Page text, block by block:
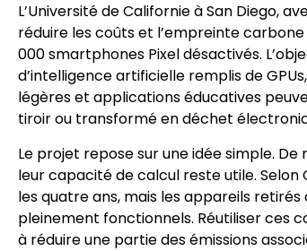
L’Université de Californie à San Diego,
réduire les coûts et l’empreinte
000 smartphones Pixel désactivés.
d’intelligence artificielle remplis de
légères et applications éducatives
tiroir ou transformé en déchet
Le projet repose sur une idée simple.
leur capacité de calcul reste utile.
les quatre ans, mais les appareils
pleinement fonctionnels. Réutiliser ces
à réduire une partie des émissions